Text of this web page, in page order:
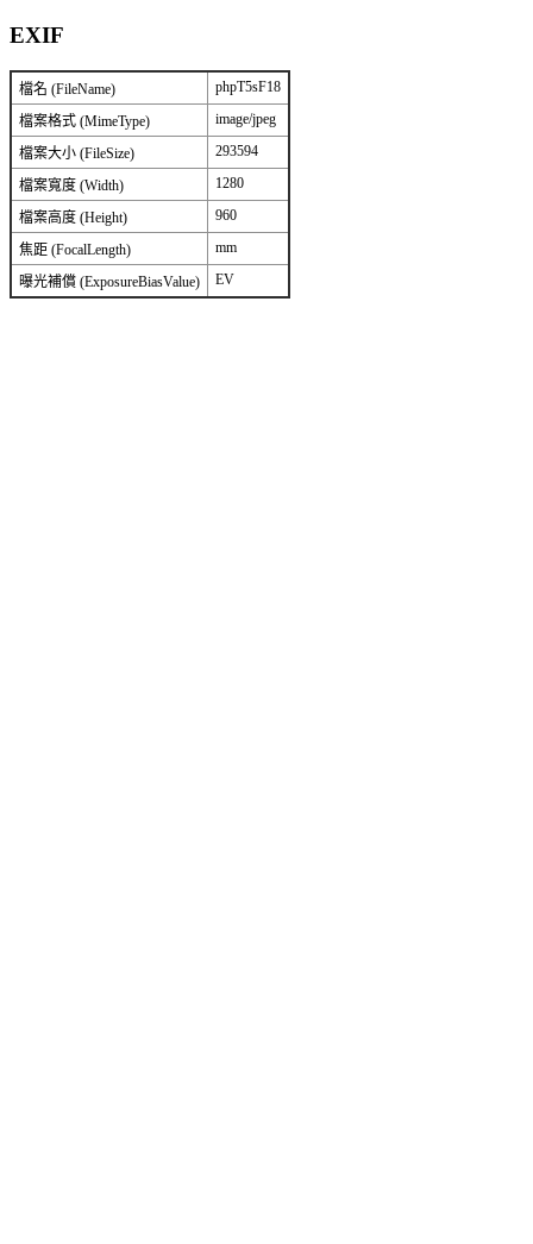
EXIF
檔名 (FileName) phpT5sF18
檔案格式 (MimeType) image/jpeg
檔案大小 (FileSize) 293594
檔案寬度 (Width) 1280
檔案高度 (Height) 960
焦距 (FocalLength) mm
曝光補償 (ExposureBiasValue) EV